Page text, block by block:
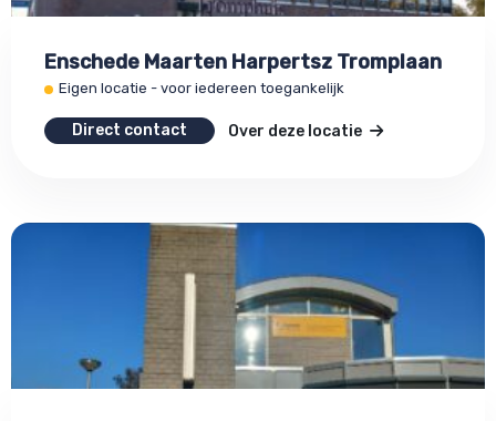
Enschede Maarten Harpertsz Tromplaan
Eigen locatie - voor iedereen toegankelijk
Direct contact Over deze locatie